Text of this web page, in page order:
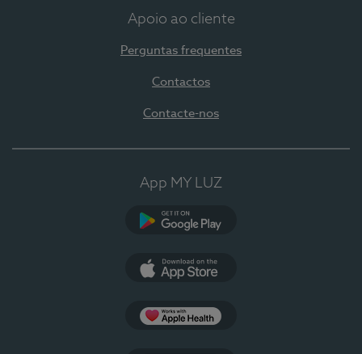
Apoio ao cliente
Perguntas frequentes
Contactos
Contacte-nos
App MY LUZ